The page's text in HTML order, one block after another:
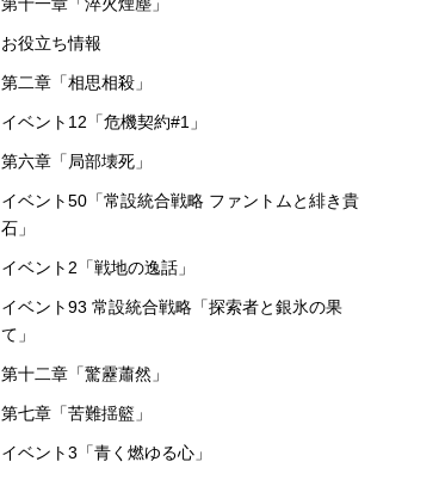
お役立ち情報
第二章「相思相殺」
イベント12「危機契約#1」
第六章「局部壊死」
イベント50「常設統合戦略 ファントムと緋き貴
石」
イベント2「戦地の逸話」
イベント93 常設統合戦略「探索者と銀氷の果
て」
第十二章「驚靂蕭然」
第七章「苦難揺籃」
イベント3「青く燃ゆる心」